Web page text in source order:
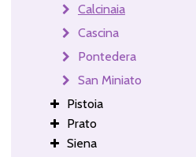
Calcinaia
Cascina
Pontedera
San Miniato
Pistoia
Prato
Siena